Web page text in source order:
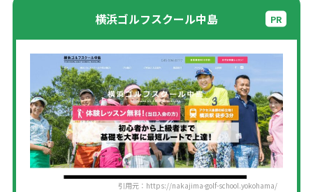
横浜ゴルフスクール中島
引用元：https://nakajima-golf-school.yokohama/